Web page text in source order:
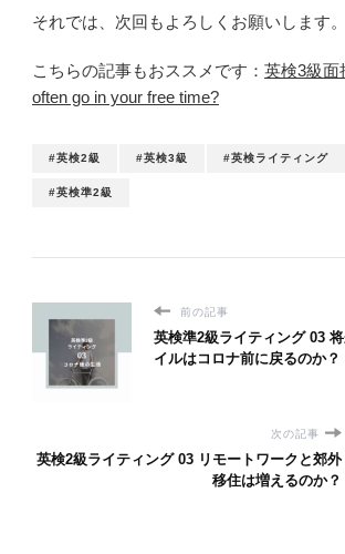
それでは、次回もよろしくお願いします。
こちらの記事もおススメです： 英検3級面
often go in your free time?
#英検2級 #英検3級 #英検ライティング
#英検準2級
前の記事
英検準2級ライティング 03
イルはコロナ前に戻るのか？
次の記事
英検2級ライティング 03 リモートワークと郊外
移住は増えるのか？